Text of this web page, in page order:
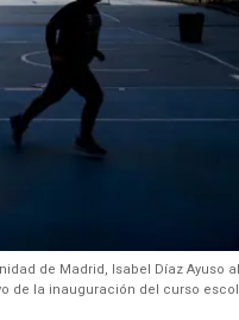
de Madrid, Isabel Díaz Ayuso
de la inauguración del curso